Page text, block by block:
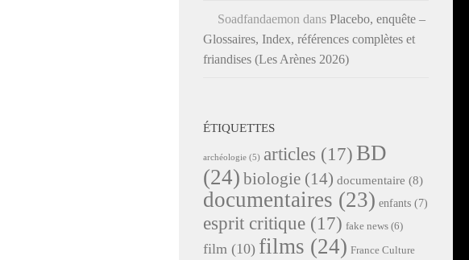
Soadfandaemon dans Placebo, enquête –
Glossaires, Index, références complètes et
friandises (Les Arènes 2026)
ÉTIQUETTES
archéologie (5) articles (17) BD
(24) biologie (14) documentaire (8)
documentaires (23) enfants (7)
esprit critique (17) fake news (6)
film (10) films (24) France Culture